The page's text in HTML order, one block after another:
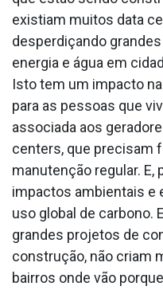
existiam muitos data
desperdiçando
energia e água em
Isto tem um impacto
para as pessoas que
associada aos
centers, que precisam
manutenção regular. E,
impactos ambientais e
uso global de carbono.
grandes projetos de
construção, não criam
bairros onde vão